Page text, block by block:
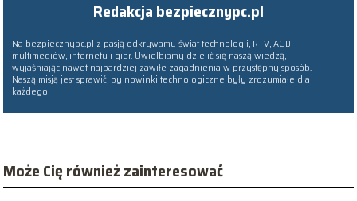
Redakcja bezpiecznypc.pl
Na bezpiecznypc.pl z pasją odkrywamy świat technologii, RTV, AGD,
multimediów, internetu i gier. Uwielbiamy dzielić się naszą wiedzą,
wyjaśniając nawet najbardziej zawiłe zagadnienia w przystępny sposób.
Naszą misją jest sprawić, by nowinki technologiczne były zrozumiałe dla
każdego!
Może Cię również zainteresować